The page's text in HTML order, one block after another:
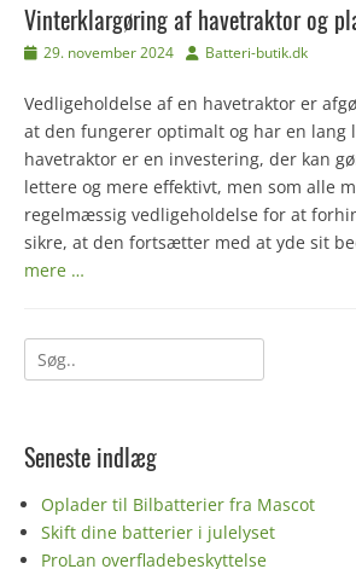
Vinterklargøring af havetraktor og
Udgivet
29. november 2024 Forfatter
Batteri-butik.dk
Vedligeholdelse af en havetraktor er
at den fungerer optimalt og har en lang
havetraktor er en investering, der kan
lettere og mere effektivt, men som alle
regelmæssig vedligeholdelse for at
sikre, at den fortsætter med at yde sit
mere …
Søg
efter:
Seneste indlæg
Oplader til Bilbatterier fra Mascot
Skift dine batterier i julelyset
ProLan overfladebeskyttelse